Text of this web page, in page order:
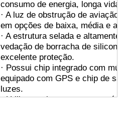
consumo de energia, longa vida
· A luz de obstrução de aviação
em opções de baixa, média e
· A estrutura selada e altamente
vedação de borracha de silicone
excelente proteção.
· Possui chip integrado com
equipado com GPS e chip de
luzes.
· Utiliza um interruptor